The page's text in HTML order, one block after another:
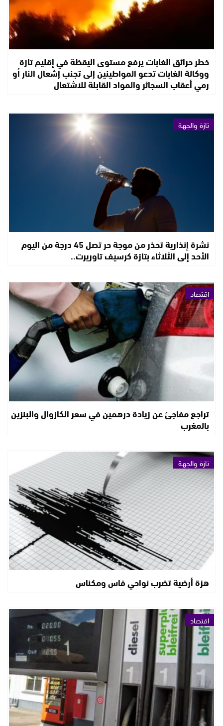
خطر حرائق الغابات يرفع مستوى اليقظة في إقليم تازة
ووكالة الغابات تدعو المواطينين إلى تجنب إشعال النار أو
رمي أعقاب السجائر والمواد القابلة للاشتعال
تازة والجهة
نشرة إنذارية تحذر من موجة حر تصل 45 درجة من اليوم
الأحد إلى الثلاثاء بتازة كرسيف تاوريرت..
اقتصاد
تراجع مفاجئ عن زيادة درهمين في سعر الكازوال والبنزين
بالمغرب
تازة والجهة
هزة أرضية تضرب نواحي فاس ومكناس
اقتصاد